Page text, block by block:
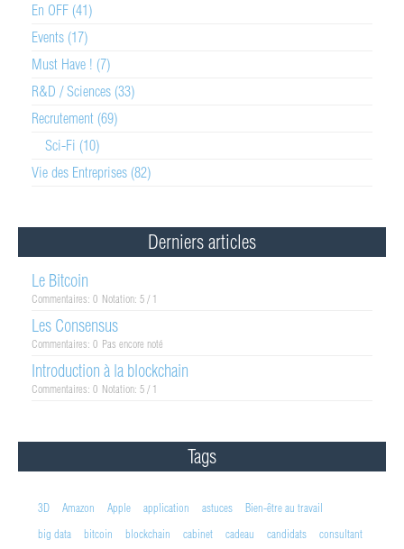
En OFF (41)
Events (17)
Must Have ! (7)
R&D / Sciences (33)
Recrutement (69)
Sci-Fi (10)
Vie des Entreprises (82)
Derniers articles
Le Bitcoin
Commentaires: 0 Notation: 5 / 1
Les Consensus
Commentaires: 0 Pas encore noté
Introduction à la blockchain
Commentaires: 0 Notation: 5 / 1
Tags
3D Amazon Apple application astuces
Bien-être au travail
big data
bitcoin blockchain cabinet cadeau candidats
consultant